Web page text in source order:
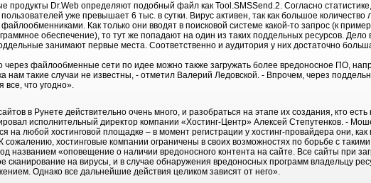
продукты Dr.Web определяют подобный файл как Tool.SMSSend.2. Согласно
уже превышает 6 тыс. в сутки. Вирус активен, так как большое
Как только они вводят в поисковой системе какой-то запрос (к
обеспечение), то тут же попадают на один из таких поддельных ресурсов.
занимают первые места. Соответственно и аудитория у них достаточно
через файлообменные сети по идее можно также загружать более вредоносное ПО,
нам такие случаи не известны, - отметил Валерий Ледовской. - Впрочем, через
все, что угодно».
в Рунете действительно очень много, и разобраться на этапе их создания, кто
исполнительный директор компании «Хостинг-Центр» Алексей Степутенков. -
на любой хостинговой площадке – в момент регистрации у хостинг-провайдера они,
сожалению, хостинговые компании ограничены в своих возможностях по борьбе с
названием «оповещение о наличии вредоносного контента на сайте. Все сайты при
сканирование на вирусы, и в случае обнаружения вредоносных программ владельцу
Однако все дальнейшие действия целиком зависят от него».